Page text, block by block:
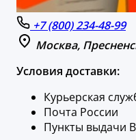
+7 (800) 234-48-99
Москва,
Условия доставки:
Курьерская
Почта России
Пункты выдачи